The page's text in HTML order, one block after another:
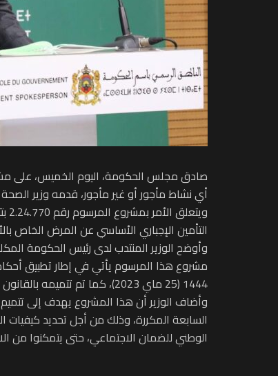
صادق مجلس الحكومة، اليوم الخميس، على
أي نشاط مأجور أو غير مأجور، قدمه وزير
التأمين الإجباري الأساسي عن المرض الخاص
وأوضح الوزير المنتدب لدى رئيس الحكومة
1444 (25 ماي 2023)، كما تم تتميمه بالقانون رقم 21.24 الصادر بتنفيذه الظهير الشريف رقم 1.24.34 الصادر في 18 من محرم 1446 (24 يوليو 2024).
السابعة المكررة، وذلك من أجل تحديد
الوطني للضمان الاجتماعي، حتى يتمكنوا من